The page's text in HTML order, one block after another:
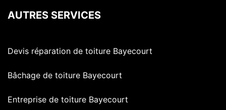
AUTRES SERVICES
Devis réparation de toiture Bayecourt
Bâchage de toiture Bayecourt
Entreprise de toiture Bayecourt